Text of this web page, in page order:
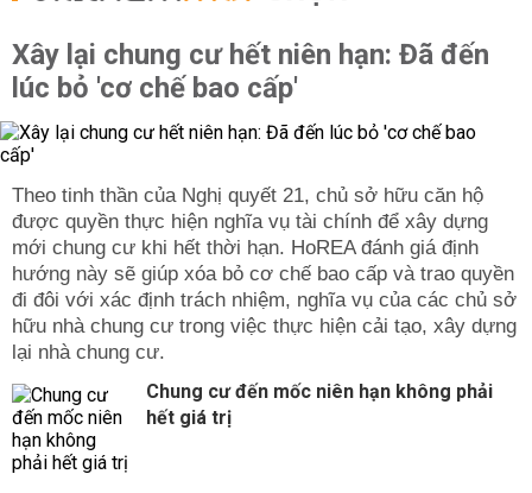
Xây lại chung cư hết niên hạn: Đã đến
lúc bỏ 'cơ chế bao cấp'
Theo tinh thần của Nghị quyết 21, chủ sở hữu căn hộ
được quyền thực hiện nghĩa vụ tài chính để xây dựng
mới chung cư khi hết thời hạn. HoREA đánh giá định
hướng này sẽ giúp xóa bỏ cơ chế bao cấp và trao quyền
đi đôi với xác định trách nhiệm, nghĩa vụ của các chủ sở
hữu nhà chung cư trong việc thực hiện cải tạo, xây dựng
lại nhà chung cư.
Chung cư đến mốc niên hạn không phải
hết giá trị